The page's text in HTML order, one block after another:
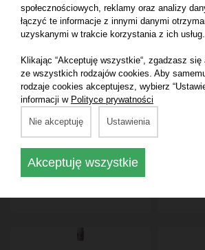
Wypadaniu Włosów /
Anti-hair Loss
Shampoo 250 ml
Produkt
dostępny do
wyłącznie dla
profesjonalistów.
Zarejestruj konto
firmowe i zaloguj
społecznościowych, reklamy oraz analizy
łączyć te informacje z innymi danymi
uzyskanymi w trakcie korzystania z ich usług.
Klikając “Akceptuję wszystkie“, zgadzasz
ze wszystkich rodzajów cookies. Aby
rodzaje cookies akceptujesz, wybierz
informacji w Polityce prywatności
Nie akceptuję Ustawienia
Akceptuję wszystkie